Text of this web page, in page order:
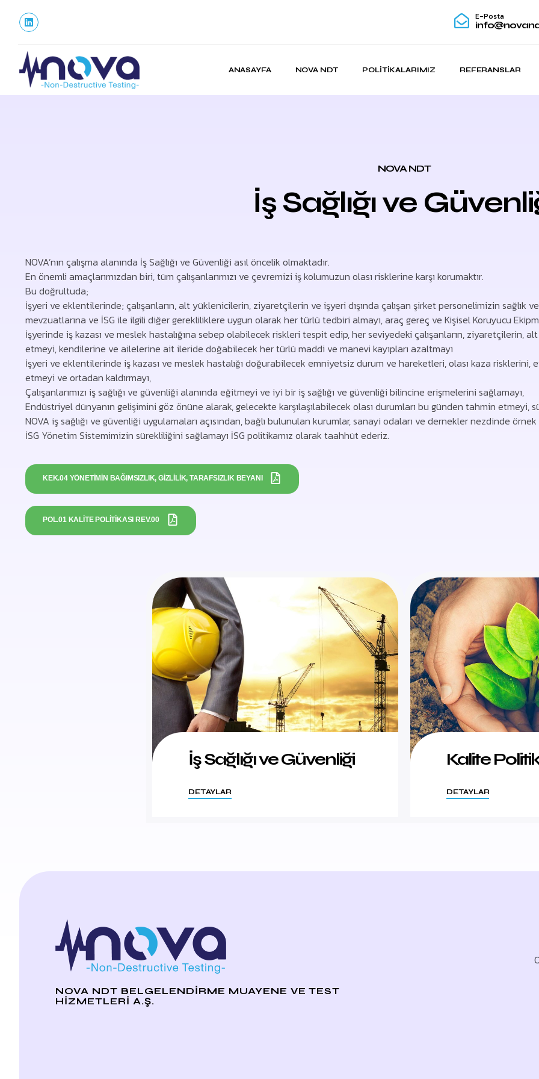
E-Posta
ANASAYFA NOVA NDT POLITIKALARIMIZ REFERANSLAR
NOVA NDT
İş Sağlığı ve
NOVA’nın çalışma alanında İş Sağlığı ve Güvenliği asıl öncelik olmaktadır.
En önemli amaçlarımızdan biri, tüm çalışanlarımızı ve çevremizi iş kolumuzun olası risklerine karşı korumaktır.
Bu doğrultuda;
İşyeri ve eklentilerinde; çalışanların, alt yüklenicilerin, ziyaretçilerin ve işyeri dışında çalışan şirket personelimizin sağlık
mevzuatlarına ve İSG ile ilgili diğer gerekliliklere uygun olarak her türlü tedbiri almayı, araç gereç ve Kişisel Koruyucu
İşyerinde iş kazası ve meslek hastalığına sebep olabilecek riskleri tespit edip, her seviyedeki çalışanların, ziyaretçilerin,
etmeyi, kendilerine ve ailelerine ait ileride doğabilecek her türlü maddi ve manevi kayıpları azaltmayı
İşyeri ve eklentilerinde iş kazası ve meslek hastalığı doğurabilecek emniyetsiz durum ve hareketleri, olası kaza
etmeyi ve ortadan kaldırmayı,
Çalışanlarımızı iş sağlığı ve güvenliği alanında eğitmeyi ve iyi bir iş sağlığı ve güvenliği bilincine erişmelerini sağlamayı,
Endüstriyel dünyanın gelişimini göz önüne alarak, gelecekte karşılaşılabilecek olası durumları bu günden tahmin
NOVA iş sağlığı ve güvenliği uygulamaları açısından, bağlı bulunulan kurumlar, sanayi odaları ve dernekler nezdinde
İSG Yönetim Sistemimizin sürekliliğini sağlamayı İSG politikamız olarak taahhüt ederiz.
KEK.04 YÖNETIMIN BAĞIMSIZLIK, GIZLILIK, TARAFSIZLIK BEYANI
POL.01 KALITE POLITIKASI REV.00
İş Sağlığı ve Güvenliği
DETAYLAR
Kalite
DETAYLAR
NOVA NDT BELGELENDİRME MUAYENE VE TEST
HİZMETLERİ A.Ş.